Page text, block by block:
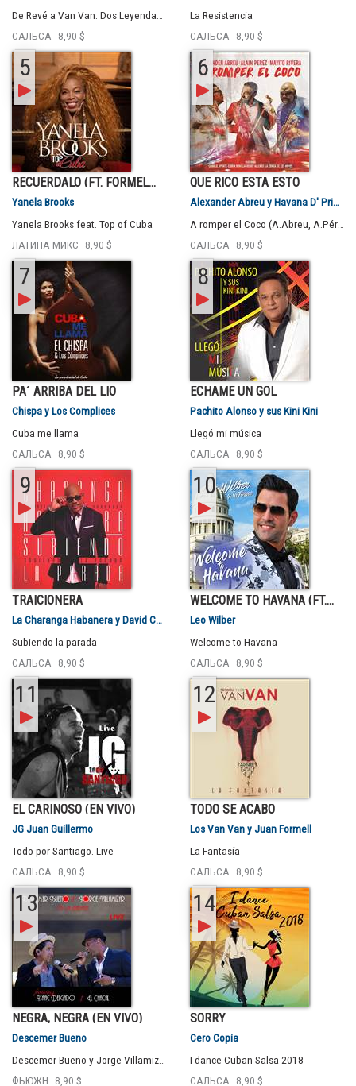
САЛЬСА
8,90 $
La Resistencia
САЛЬСА
8,90 $
5
RECUÉRDALO (FT. FORMEL...
Yanela Brooks
Yanela Brooks feat. Top of Cuba
ЛАТИНА МИКС
8,90 $
6
QUÉ RICO ESTÁ ESTO
Alexander Abreu y Havana D' Primera
САЛЬСА
8,90 $
7
PA´ ARRIBA DEL LIO
Chispa y Los Complices
Cuba me llama
САЛЬСА
8,90 $
8
ECHAME UN GOL
Pachito Alonso y sus Kini Kini
Llegó mi música
САЛЬСА
8,90 $
9
TRAICIONERA
La Charanga Habanera y David Calzado
Subiendo la parada
САЛЬСА
8,90 $
10
WELCOME TO HAVANA (FT....
Leo Wilber
Welcome to Havana
САЛЬСА
8,90 $
11
EL CARIÑOSO (EN VIVO)
JG Juan Guillermo
Todo por Santiago. Live
САЛЬСА
8,90 $
12
TODO SE ACABÓ
Los Van Van y Juan Formell
La Fantasía
САЛЬСА
8,90 $
13
NEGRA, NEGRA (EN VIVO)
Descemer Bueno
ФЬЮЖН
8,90 $
14
SORRY
Cero Copia
I dance Cuban Salsa 2018
САЛЬСА
8,90 $